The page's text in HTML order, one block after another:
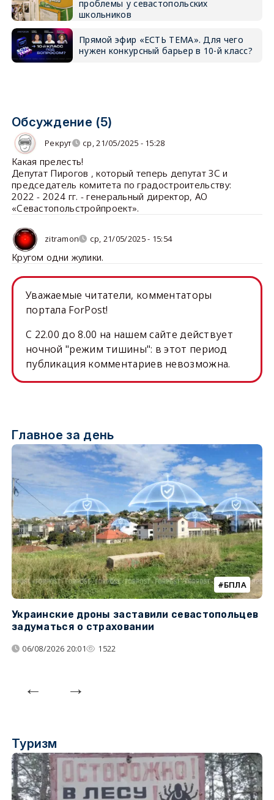
проблемы у севастопольских
школьников
Прямой эфир «ЕСТЬ ТЕМА». Для чего
нужен конкурсный барьер в 10-й класс?
Обсуждение (5)
Рекрут ср, 21/05/2025 - 15:28
Какая прелесть!
Депутат Пирогов , который теперь депутат ЗС и
председатель комитета по градостроительству:
2022 - 2024 гг. - генеральный директор, АО
«Севастопольстройпроект».
zitramon ср, 21/05/2025 - 15:54
Кругом одни жулики.
Уважаемые читатели, комментаторы
портала ForPost!
C 22.00 до 8.00 на нашем сайте действует
ночной "режим тишины": в этот период
публикация комментариев невозможна.
Главное за день
БПЛА
Украинские дроны заставили севастопольцев
задуматься о страховании
06/08/2026 20:01 1522
Туризм